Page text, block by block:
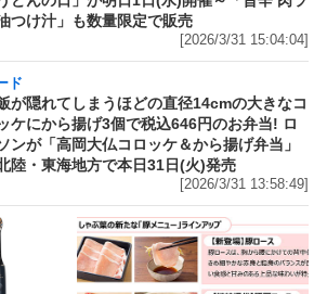
つけ汁」も数量限定で販売
[2026/3/31 15:04:04]
ド
が隠れてしまうほどの直径14cmの大きなコ
ケにから揚げ3個で税込646円のお弁当! ロ
ンが「高岡大仏コロッケ＆から揚げ弁当」
陸・東海地方で本日31日(火)発売
[2026/3/31 13:58:49]